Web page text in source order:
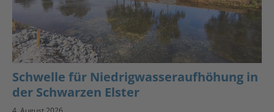
Schwelle für Niedrigwasseraufhöhung in
der Schwarzen Elster